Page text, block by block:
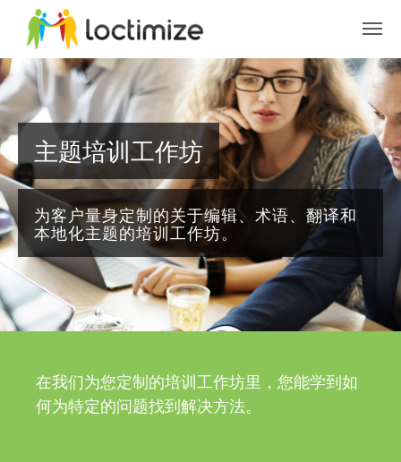
Skip to main content
主题培训工作坊
为客户量身定制的关于编辑、术语、翻译和
本地化主题的培训工作坊。
在我们为您定制的培训工作坊里，您能学到如
何为特定的问题找到解决方法。